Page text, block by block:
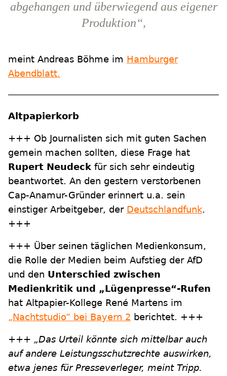
abgehangen und überwiegend aus eigener
Produktion“,
meint Andreas Böhme im Hamburger
Abendblatt.
Altpapierkorb
+++ Ob Journalisten sich mit guten Sachen
gemein machen sollten, diese Frage hat
Rupert Neudeck für sich sehr eindeutig
beantwortet. An den gestern verstorbenen
Cap-Anamur-Gründer erinnert u.a. sein
einstiger Arbeitgeber, der Deutschlandfunk.
+++
+++ Über seinen täglichen Medienkonsum,
die Rolle der Medien beim Aufstieg der AfD
und den Unterschied zwischen
Medienkritik und „Lügenpresse“-Rufen
hat Altpapier-Kollege René Martens im
„Nachtstudio“ bei Bayern 2 berichtet. +++
+++ „Das Urteil könnte sich mittelbar auch
auf andere Leistungsschutzrechte auswirken,
etwa jenes für Presseverleger, meint Tripp.